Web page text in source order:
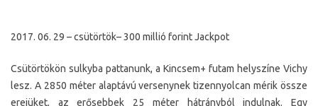
2017. 06. 29 – csütörtök– 300 millió forint Jackpot
Csütörtökön sulkyba pattanunk, a Kincsem+ futam helyszíne Vichy
lesz. A 2850 méter alaptávú versenynek tizennyolcan mérik össze
erejüket, az erősebbek 25 méter hátrányból indulnak. Egy